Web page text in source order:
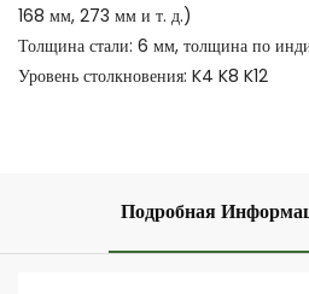
168 мм, 273 мм и т. д.)
Толщина стали: 6 мм, толщина по
Уровень столкновения: K4 K8 K12
Подробная